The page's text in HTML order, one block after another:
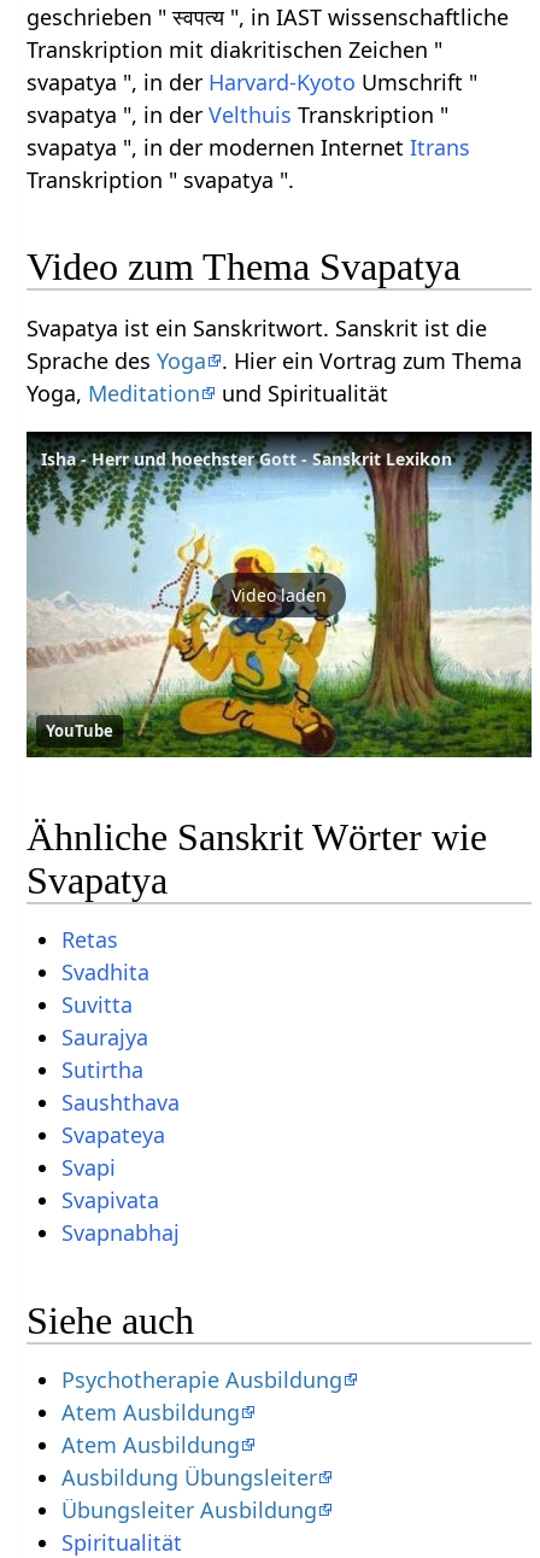
geschrieben " स्वपत्य ", in IAST wissenschaftliche
Transkription mit diakritischen Zeichen "
svapatya ", in der Harvard-Kyoto Umschrift "
svapatya ", in derVelthuis Transkription "
svapatya ", in der modernen InternetItrans
Transkription " svapatya ".
Video zum Thema Svapatya
Svapatya ist ein Sanskritwort. Sanskrit ist die
Sprache desYoga
. Hier ein Vortrag zum Thema
Yoga, Meditation und Spiritualität
Isha - Herr und hoechster Gott - Sanskrit Lexikon
Video laden
YouTube
Ähnliche Sanskrit Wörter wie
Svapatya
Retas
Svadhita
Suvitta
Saurajya
Sutirtha
Saushthava
Svapateya
Svapi
Svapivata
Svapnabhaj
Siehe auch
Psychotherapie Ausbildung
Atem Ausbildung
Atem Ausbildung
Ausbildung Übungsleiter
Übungsleiter Ausbildung
Spiritualität